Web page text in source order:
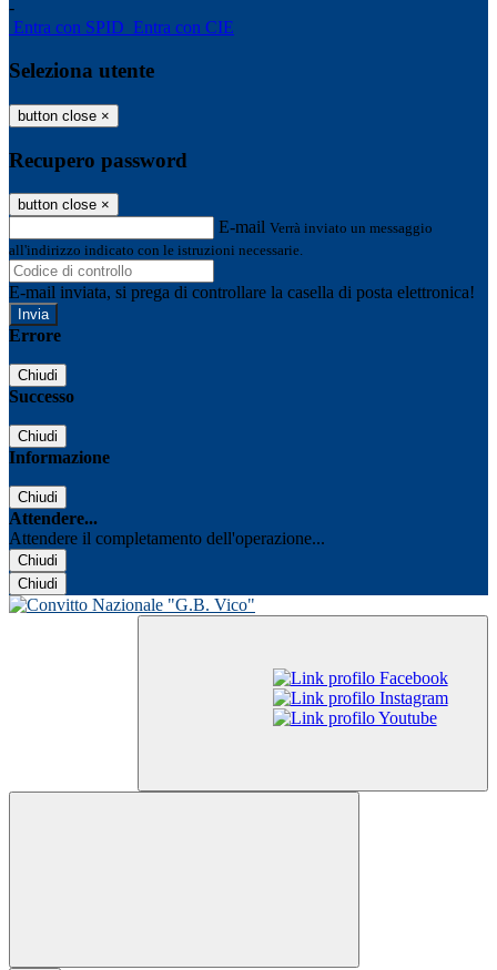
-
Entra con SPID Entra con CIE
Seleziona utente
button close ×
Recupero password
button close ×
E-mail Verrà inviato un messaggio
all'indirizzo indicato con le istruzioni necessarie.
E-mail inviata, si prega di controllare la casella di posta elettronica!
Errore
Chiudi
Successo
Chiudi
Informazione
Chiudi
Attendere...
Attendere il completamento dell'operazione...
Chiudi
Chiudi